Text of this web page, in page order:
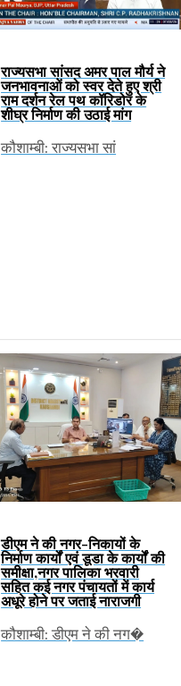
राज्यसभा सांसद अमर पाल मौर्य ने
जनभावनाओं को स्वर देते हुए श्री
राम दर्शन रेल पथ कॉरिडोर के
शीघ्र निर्माण की उठाई मांग
कौशाम्बी: राज्यसभा सां
डीएम ने की नगर-निकायों के
निर्माण कार्यों एवं डूडा के कार्यों की
समीक्षा,नगर पालिका भरवारी
सहित कई नगर पंचायतों में कार्य
अधूरे होने पर जताई नाराजगी
कौशाम्बी: डीएम ने की नग�